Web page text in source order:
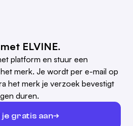
ELVINE.
platform en stuur een
merk. Je wordt per e-mail op
het merk je verzoek bevestigt
duren.
je gratis aan